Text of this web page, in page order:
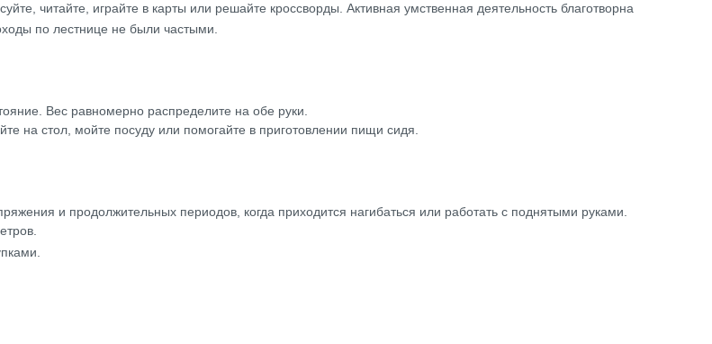
читайте, играйте в карты или решайте кроссворды. Активная умственная деятельность благотворна
по лестнице не были частыми.
Вес равномерно распределите на обе руки.
на стол, мойте посуду или помогайте в приготовлении пищи сидя.
и продолжительных периодов, когда приходится нагибаться или работать с поднятыми руками.